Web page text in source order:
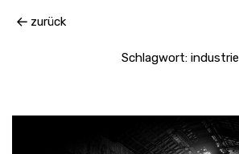
zurück
Schlagwort: industrie